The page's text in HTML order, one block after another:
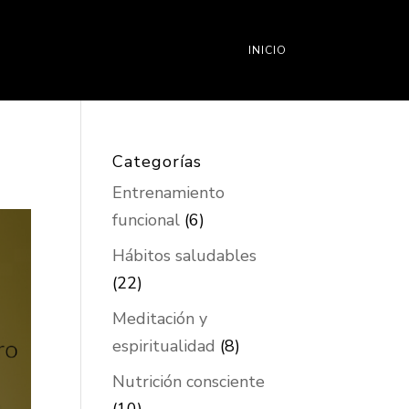
INICIO
Categorías
Entrenamiento
funcional(6)
Hábitos saludables
(22)
Meditación y
espiritualidad (8)
Nutrición consciente